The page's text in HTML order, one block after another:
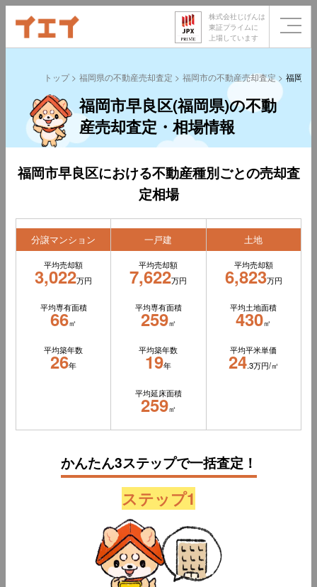
株式会社じげんは
東証プライムに
上場しています
トップ 福岡県の不動産売却査定 福岡市の不動産売却査定 福岡市
福岡市早良区(福岡県)の不動
産売却査定・相場情報
福岡市早良区における不動産種別ごとの売却査
定相場
分譲マンション
平均売却額
3,022万円
平均専有面積
66㎡
平均築年数
26年
一戸建
平均売却額
7,622万円
平均専有面積
259㎡
平均築年数
19年
平均延床面積
259㎡
土地
平均売却額
6,823万円
平均土地面積
430㎡
平均平米単価
24.3万円/㎡
かんたん3ステップで一括査定！
ステップ1